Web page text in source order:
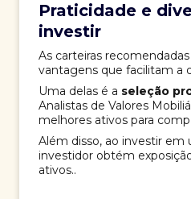
Praticidade e
investir
As carteiras
vantagens que facilitam a
Uma delas é a seleção
Analistas de Valores
melhores ativos para
Além disso, ao investir em
investidor obtém
ativos..